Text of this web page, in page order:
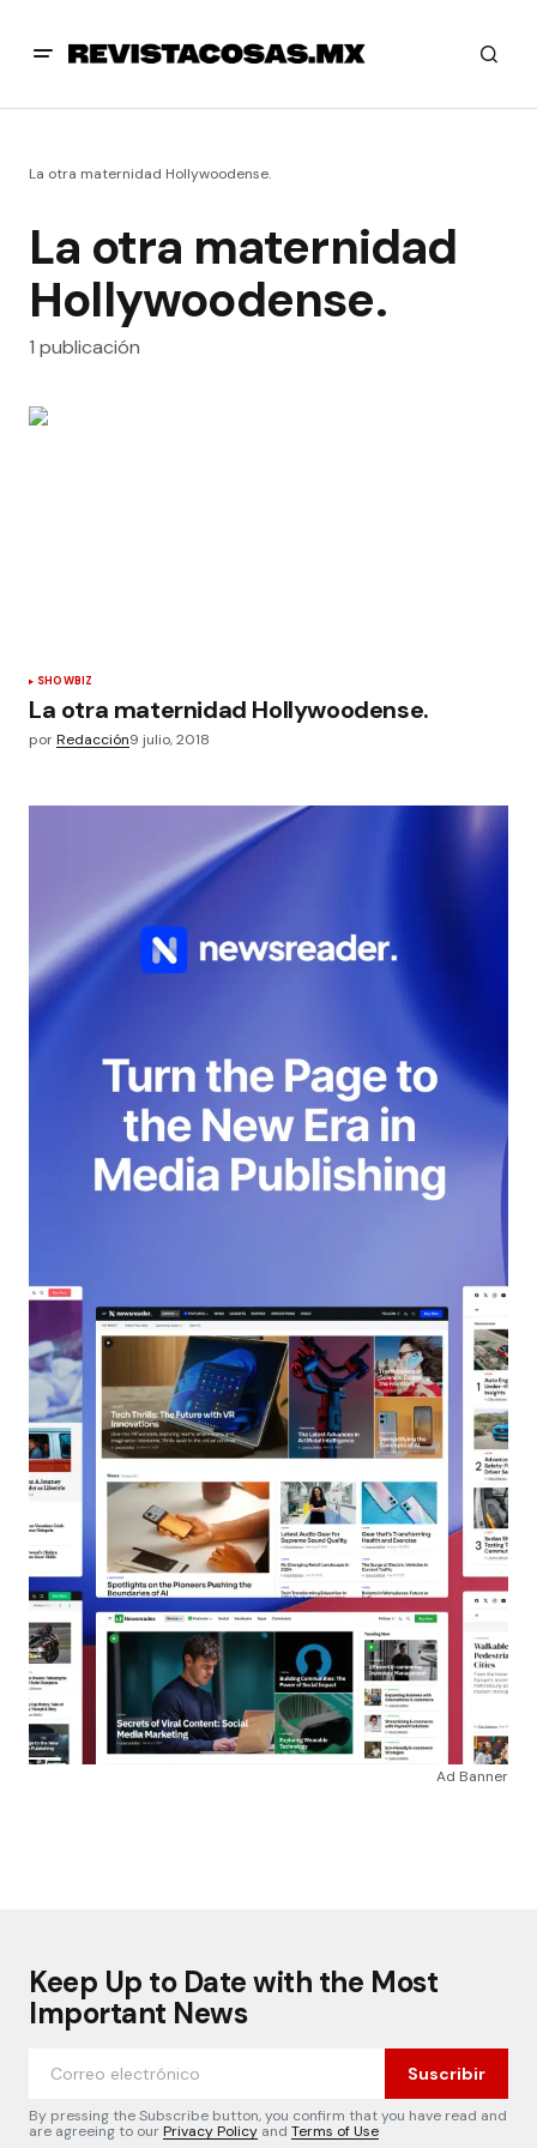
La otra maternidad Hollywoodense.
La otra maternidad
Hollywoodense.
1 publicación
SHOWBIZ
La otra maternidad Hollywoodense.
porRedacción9 julio, 2018
Ad Banner
Keep Up to Date with the Most
Important News
Suscribir
By pressing the Subscribe button, you confirm that you have read and
are agreeing to ourPrivacy Policy and Terms of Use